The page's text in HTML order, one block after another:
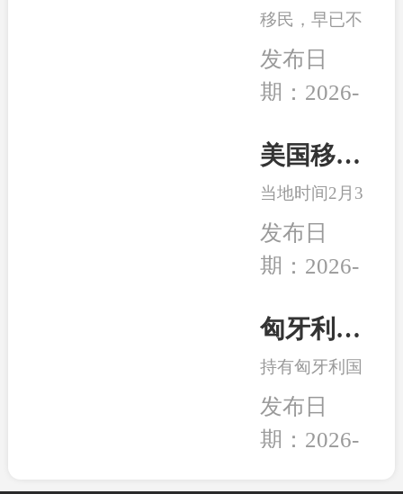
表及移民局长
在搭建一
个“交流、合
赢”的国际化
平台。
良好的子女教
育、亲民的生
活成本、明确
的入籍路径
移民，早已不
是 “我想去
哪”，而是：
这个身份能不
未来可能会面
论是为了孩子
的教育、家人
的养老，还是
出行的自由，
和未来多一层
保障，移民身
是一种工具，
能为我所用，
工具。
发布日
期：2026-
美国移民最新消息：特朗普百万金卡项目被起诉！
当地时间2月3
日，美国多家
组织和团体正
式将一纸诉状
联邦法院，起
强推的“金
卡”计划。当
前建议先行观
望，等待政策
发布日
期：2026-
匈牙利永居卡到期续签服务：全程国内办理，直接换发10年新卡
持有匈牙利国
债永居卡的家
人们有福啦！
永居卡到期换
发布日
期：2026-